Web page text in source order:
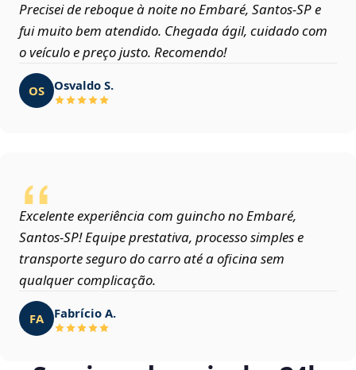
Precisei de reboque à noite no Embaré, Santos‑SP e
fui muito bem atendido. Chegada ágil, cuidado com
o veículo e preço justo. Recomendo!
OS Osvaldo S.
Excelente experiência com guincho no Embaré,
Santos‑SP! Equipe prestativa, processo simples e
transporte seguro do carro até a oficina sem
qualquer complicação.
FA Fabrício A.